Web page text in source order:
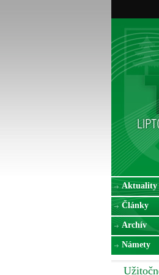
Aktuality
Články
Archív
Námety